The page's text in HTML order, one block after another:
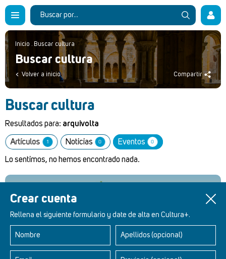
Crear cuenta
Rellena el siguiente formulario y date de alta en Cultura+.
Nombre Apellidos (opcional)
Inicio . Buscar cultura
Buscar cultura
Volver a inicio Compartir
Buscar cultura
Resultados para: arquivolta
Artículos 1 Noticias 0 Eventos 0
Lo sentimos, no hemos encontrado nada.
Retablos Renacentistas Este de León